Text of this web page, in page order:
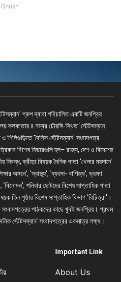
গ্রুপ দ্বারা পরিচালিত একটি জনপ্রিয়
কলকাতার ৪ নম্বর চৌরঙ্গি-স্থিত 'স্টেটসম্যান
'দৈনিক স্টেটসম্যান' সংবাদপত্র
বিশেষ ফিচারগুলি হল– রাজ্য, দেশ ও বিদেশের
ক্রীড়া বিষয়ক দৈনিক পাতা 'খেলার ময়দানে'
অঙ্গনে', 'স্বাস্থ্য', 'ব্যবসা- বাণিজ্য', ভ্রমণ
শনিবার ছোটদের বিশেষ সাপ্তাহিক পাতা
তিন পৃষ্ঠার বিশেষ সাপ্তাহিক বিভাগ 'বিচিত্রা'।
সংবাদপত্রের পাঠকদের কাছে খুবই জনপ্রিয়। প্রথম
স্টেটসম্যান' সংবাদপত্রের একমাত্র লক্ষ্য।
Important Link
About Us